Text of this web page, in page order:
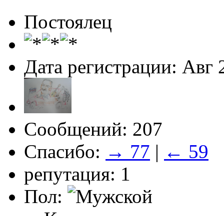
Постоялец
Дата регистрации: Авг
Сообщений: 207
Спасибо: → 77 | ← 59
репутация: 1
Пол: